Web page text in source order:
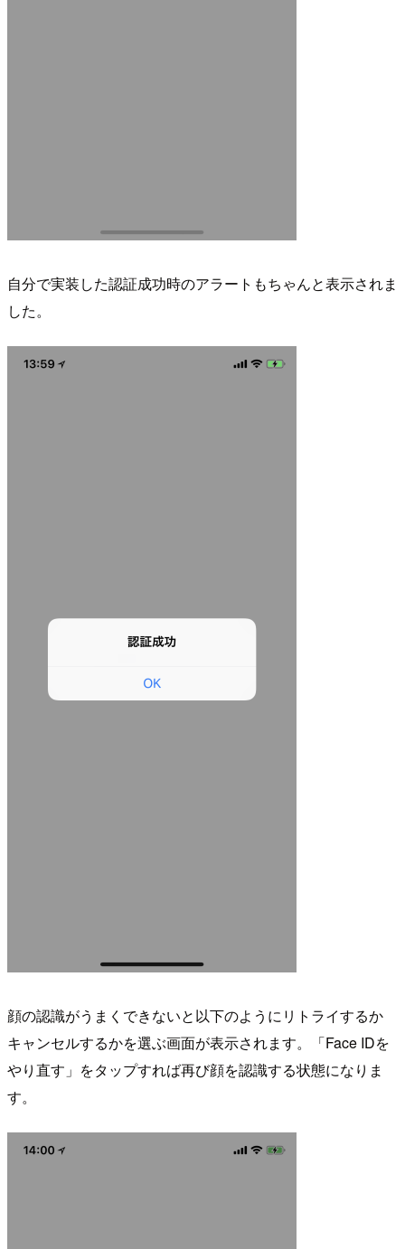
自分で実装した認証成功時のアラートもちゃんと表示されま
した。
顔の認識がうまくできないと以下のようにリトライするか
キャンセルするかを選ぶ画面が表示されます。「Face IDを
やり直す」をタップすれば再び顔を認識する状態になりま
す。